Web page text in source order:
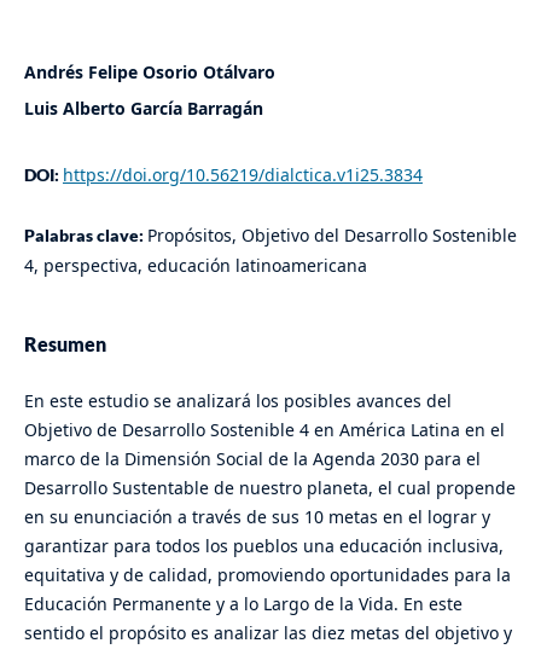
Andrés Felipe Osorio Otálvaro
Luis Alberto García Barragán
DOI: https://doi.org/10.56219/dialctica.v1i25.3834
Palabras clave: Propósitos, Objetivo del Desarrollo Sostenible
4, perspectiva, educación latinoamericana
Resumen
En este estudio se analizará los posibles avances del
Objetivo de Desarrollo Sostenible 4 en América Latina en el
marco de la Dimensión Social de la Agenda 2030 para el
Desarrollo Sustentable de nuestro planeta, el cual propende
en su enunciación a través de sus 10 metas en el lograr y
garantizar para todos los pueblos una educación inclusiva,
equitativa y de calidad, promoviendo oportunidades para la
Educación Permanente y a lo Largo de la Vida. En este
sentido el propósito es analizar las diez metas del objetivo y